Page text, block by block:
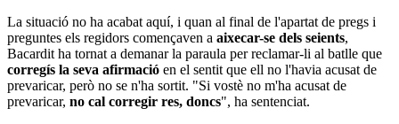
La situació no ha acabat aquí, i quan al final de l'apartat de pregs i
preguntes els regidors començaven a aixecar-se dels seients,
Bacardit ha tornat a demanar la paraula per reclamar-li al batlle que
corregís la seva afirmació en el sentit que ell no l'havia acusat de
prevaricar, però no se n'ha sortit. "Si vostè no m'ha acusat de
prevaricar, no cal corregir res, doncs", ha sentenciat.